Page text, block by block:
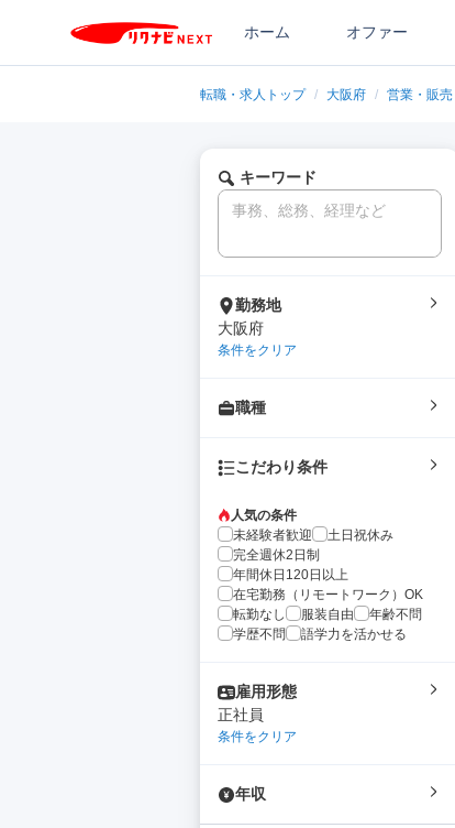
ホーム オファー
転職・求人トップ / 大阪府 / 営業・販売
キーワード
勤務地
大阪府
条件をクリア
職種
こだわり条件
人気の条件
未経験者歓迎
土日祝休み
完全週休2日制
年間休日120日以上
在宅勤務（リモートワーク）OK
転勤なし
服装自由
年齢不問
学歴不問
語学力を活かせる
雇用形態
正社員
条件をクリア
年収